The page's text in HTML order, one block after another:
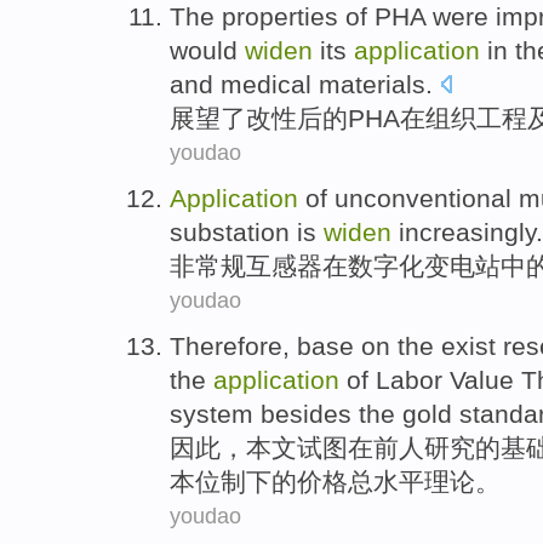
The properties of PHAwere
would widen its application in
and medical materials.
展望了改性后的PHA在组织工程
youdao
Application of unconventional
substation is widen increasingly.
非常规互感器在数字化变电站中
youdao
Therefore base on the exist
the application of Labor Value
system besides the gold
因此 ， 本文试图在前人 研究的基
本位制 下的价格总水平理论 。
youdao